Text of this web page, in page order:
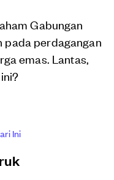
Gabungan
pada perdagangan
emas. Lantas,
Ini